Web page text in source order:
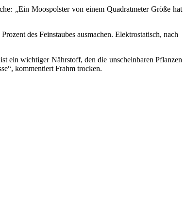
„Ein Moospolster von einem Quadratmeter Größe hat
des Feinstaubes ausmachen. Elektrostatisch, nach
ein wichtiger Nährstoff, den die unscheinbaren Pflanzen
kommentiert Frahm trocken.